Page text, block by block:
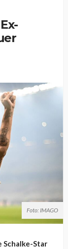
Foto: IMAGO
Schalke-Star